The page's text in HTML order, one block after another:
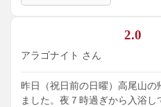
2.0
アラゴナイト さん
昨日（祝日前の日曜）高尾山
ました。夜７時過ぎから入浴し